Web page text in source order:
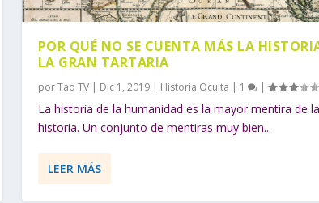
POR QUÉ NO SE CUENTA MÁS LA
LA GRAN TARTARIA
porTao TV| Dic 1, 2019| Historia Oculta | 1 |
La historia de la humanidad es la mayor mentira de la
historia. Un conjunto de mentiras muy bien...
LEER MÁS